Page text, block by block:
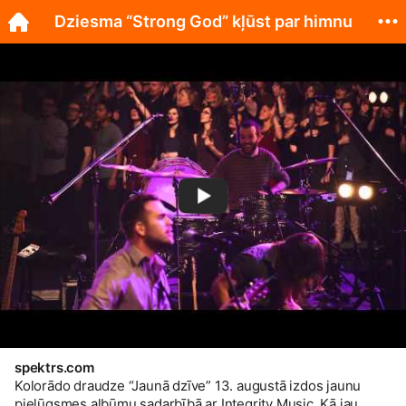
spektrs.com
Kolorādo draudze “Jaunā dzīve” 13. augustā izdos jaunu
Dziesma “Strong God” kļūst par himnu